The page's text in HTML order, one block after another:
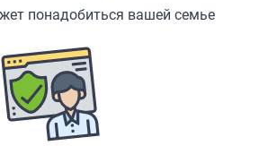
понадобиться вашей семье